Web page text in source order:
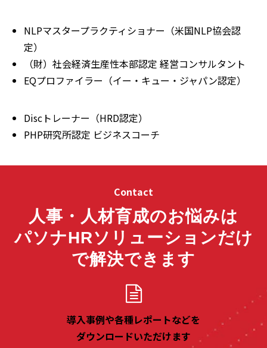
NLPマスタープラクティショナー（米国NLP協会認
定）
（財）社会経済生産性本部認定 経営コンサルタント
EQプロファイラー（イー・キュー・ジャパン認定）
Discトレーナー（HRD認定）
PHP研究所認定 ビジネスコーチ
Contact
人事・人材育成のお悩みは
パソナHRソリューションだけ
で解決できます
導入事例や各種レポートなどを
ダウンロードいただけます